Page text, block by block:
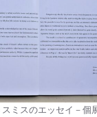
ミスのエッセイ－個